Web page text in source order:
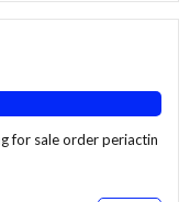
for saleorder periactin